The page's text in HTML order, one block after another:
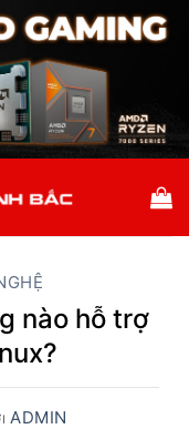
nào hỗ trợ
ADMIN